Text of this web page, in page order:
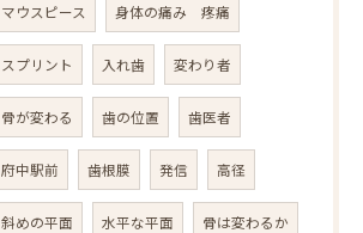
マウスピース 身体の痛み 疼痛
スプリント 入れ歯 変わり者
骨が変わる 歯の位置 歯医者
府中駅前 歯根膜 発信 高径
斜めの平面 水平な平面 骨は変わるか